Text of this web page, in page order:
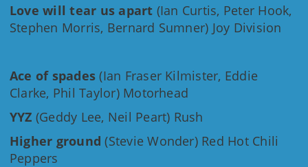
Love will tear us apart (Ian Curtis, Peter Hook,
Stephen Morris, Bernard Sumner) Joy Division
Ace of spades (Ian Fraser Kilmister, Eddie
Clarke, Phil Taylor) Motorhead
YYZ (Geddy Lee, Neil Peart) Rush
Higher ground (Stevie Wonder) Red Hot Chili
Peppers